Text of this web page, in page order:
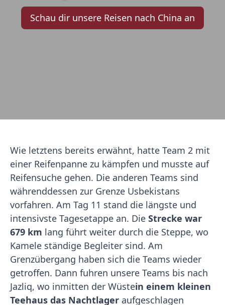
Schau dir unsere Reisen nach China an
Wie letztens bereits erwähnt, hatte Team 2 mit
einer Reifenpanne zu kämpfen und musste auf
Reifensuche gehen. Die anderen Teams sind
währenddessen zur Grenze Usbekistans
vorfahren. Am Tag 11 stand die längste und
intensivste Tagesetappe an. Die Strecke war
679 km lang führt weiter durch die Steppe, wo
Kamele ständige Begleiter sind. Am
Grenzübergang haben sich die Teams wieder
getroffen. Dann fuhren unsere Teams bis nach
Jazliq, wo inmitten der Wüstein einem kleinen
Teehaus das Nachtlager aufgeschlagen